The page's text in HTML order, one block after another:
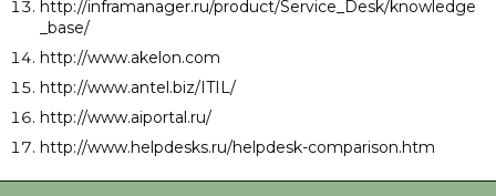
http://inframanager.ru/product/Service_Desk/knowledge
_base/
http://www.akelon.com
http://www.antel.biz/ITIL/
http://www.aiportal.ru/
http://www.helpdesks.ru/helpdesk-comparison.htm